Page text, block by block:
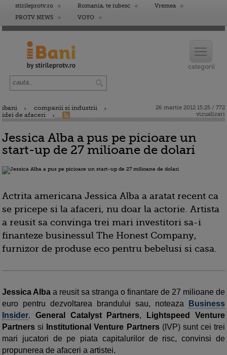
stirileprotv.ro Romania, te iubesc
Vremea
PROTV NEWS
VOYO
ibani
companii si industrii
idei de afaceri
26 martie 2012 15:25 / 772
vizualizari
Jessica Alba a pus pe picioare un
start-up de 27 milioane de dolari
Actrita americana Jessica Alba a aratat recent ca
se pricepe si la afaceri, nu doar la actorie. Artista
a reusit sa convinga trei mari investitori sa-i
finanteze businessul The Honest Company,
furnizor de produse eco pentru bebelusi si casa.
Jessica Alba a reusit sa stranga o finantare de 27 milioane de
euro pentru dezvoltarea brandului sau, noteaza
Business
Insider. General Catalyst Partners, Lightspeed Venture
Partners si Institutional Venture Partners(IVP) sunt cei trei
mari jucatori de pe piata capitalurilor de risc, convinsi de
propunerea de afaceri a artistei.